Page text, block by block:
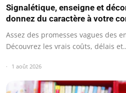
Signalétique, enseigne et
donnez du caractère à votre
Assez des promesses vagues des
Découvrez les vrais coûts, délais
1 août 2026